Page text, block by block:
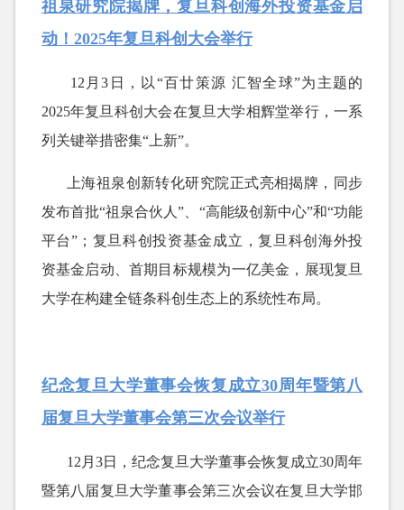
祖泉研究院揭牌，复旦科创海外投资基金启
动！ 2025年复旦科创大会举行
12月3日，以“百廿策源 汇智全球”为主题的
2025年复旦科创大会在复旦大学相辉堂举行，一系
列关键举措密集“上新”。
上海祖泉创新转化研究院正式亮相揭牌，同步
发布首批“祖泉合伙人”、“高能级创新中心”和“功能
平台”；复旦科创投资基金成立，复旦科创海外投
资基金启动、首期目标规模为一亿美金，展现复旦
大学在构建全链条科创生态上的系统性布局。
纪念复旦大学董事会恢复成立30周年暨第八
届复旦大学董事会第三次会议举行
12月3日，纪念复旦大学董事会恢复成立30周年
暨第八届复旦大学董事会第三次会议在复旦大学邯